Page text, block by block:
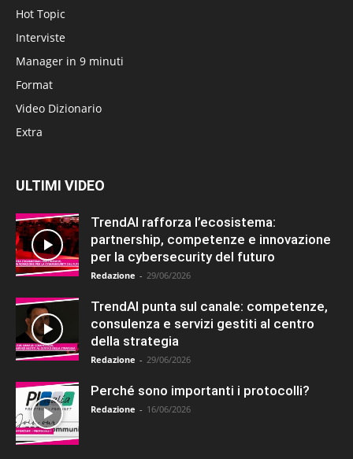
Hot Topic
Interviste
Manager in 9 minuti
Format
Video Dizionario
Extra
ULTIMI VIDEO
TrendAI rafforza l’ecosistema:
partnership, competenze e innovazione
per la cybersecurity del futuro
Redazione - 29/06/2026
TrendAI punta sul canale: competenze,
consulenza e servizi gestiti al centro
della strategia
Redazione - 29/06/2026
Perché sono importanti i protocolli?
Redazione - 16/06/2026